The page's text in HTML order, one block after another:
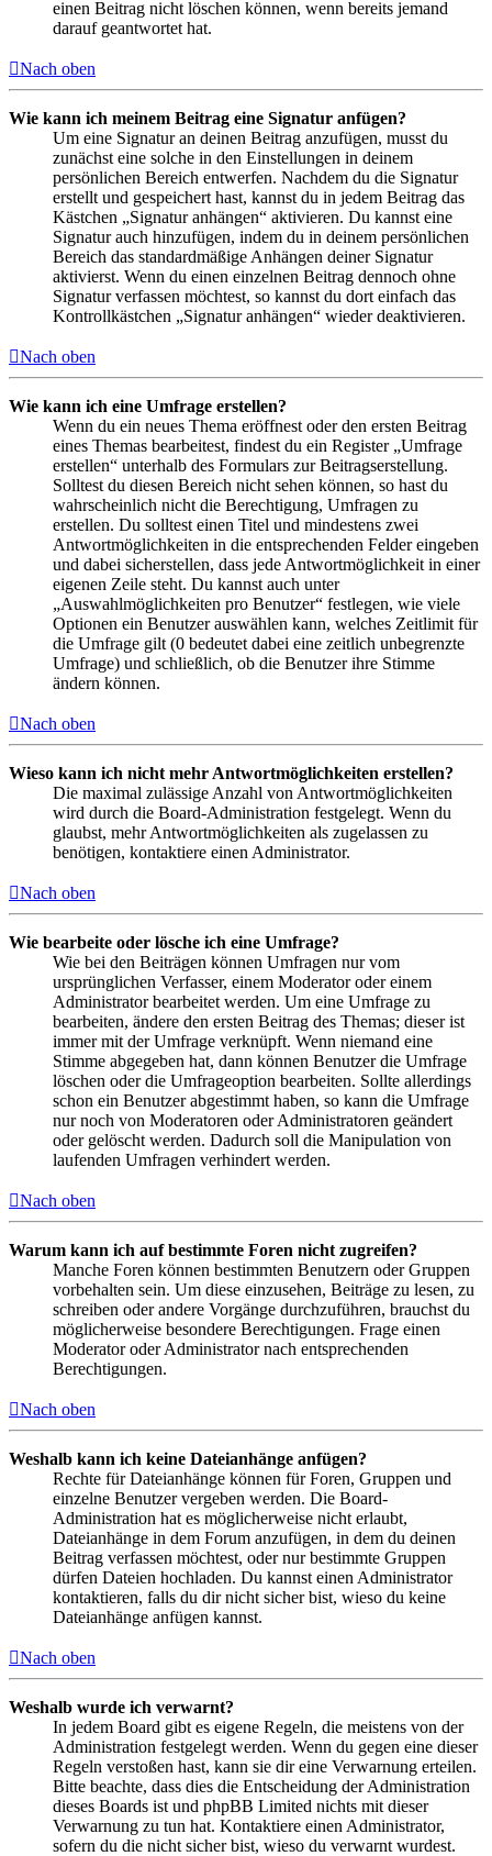
einen Beitrag nicht löschen können, wenn bereits jemand
darauf geantwortet hat.
Nach oben
Wie kann ich meinem Beitrag eine Signatur anfügen?
Um eine Signatur an deinen Beitrag anzufügen, musst du
zunächst eine solche in den Einstellungen in deinem
persönlichen Bereich entwerfen. Nachdem du die Signatur
erstellt und gespeichert hast, kannst du in jedem Beitrag das
Kästchen „Signatur anhängen“ aktivieren. Du kannst eine
Signatur auch hinzufügen, indem du in deinem persönlichen
Bereich das standardmäßige Anhängen deiner Signatur
aktivierst. Wenn du einen einzelnen Beitrag dennoch ohne
Signatur verfassen möchtest, so kannst du dort einfach das
Kontrollkästchen „Signatur anhängen“ wieder deaktivieren.
Nach oben
Wie kann ich eine Umfrage erstellen?
Wenn du ein neues Thema eröffnest oder den ersten Beitrag
eines Themas bearbeitest, findest du ein Register „Umfrage
erstellen“ unterhalb des Formulars zur Beitragserstellung.
Solltest du diesen Bereich nicht sehen können, so hast du
wahrscheinlich nicht die Berechtigung, Umfragen zu
erstellen. Du solltest einen Titel und mindestens zwei
Antwortmöglichkeiten in die entsprechenden Felder eingeben
und dabei sicherstellen, dass jede Antwortmöglichkeit in einer
eigenen Zeile steht. Du kannst auch unter
„Auswahlmöglichkeiten pro Benutzer“ festlegen, wie viele
Optionen ein Benutzer auswählen kann, welches Zeitlimit für
die Umfrage gilt (0 bedeutet dabei eine zeitlich unbegrenzte
Umfrage) und schließlich, ob die Benutzer ihre Stimme
ändern können.
Nach oben
Wieso kann ich nicht mehr Antwortmöglichkeiten erstellen?
Die maximal zulässige Anzahl von Antwortmöglichkeiten
wird durch die Board-Administration festgelegt. Wenn du
glaubst, mehr Antwortmöglichkeiten als zugelassen zu
benötigen, kontaktiere einen Administrator.
Nach oben
Wie bearbeite oder lösche ich eine Umfrage?
Wie bei den Beiträgen können Umfragen nur vom
ursprünglichen Verfasser, einem Moderator oder einem
Administrator bearbeitet werden. Um eine Umfrage zu
bearbeiten, ändere den ersten Beitrag des Themas; dieser ist
immer mit der Umfrage verknüpft. Wenn niemand eine
Stimme abgegeben hat, dann können Benutzer die Umfrage
löschen oder die Umfrageoption bearbeiten. Sollte allerdings
schon ein Benutzer abgestimmt haben, so kann die Umfrage
nur noch von Moderatoren oder Administratoren geändert
oder gelöscht werden. Dadurch soll die Manipulation von
laufenden Umfragen verhindert werden.
Nach oben
Warum kann ich auf bestimmte Foren nicht zugreifen?
Manche Foren können bestimmten Benutzern oder Gruppen
vorbehalten sein. Um diese einzusehen, Beiträge zu lesen, zu
schreiben oder andere Vorgänge durchzuführen, brauchst du
möglicherweise besondere Berechtigungen. Frage einen
Moderator oder Administrator nach entsprechenden
Berechtigungen.
Nach oben
Weshalb kann ich keine Dateianhänge anfügen?
Rechte für Dateianhänge können für Foren, Gruppen und
einzelne Benutzer vergeben werden. Die Board-
Administration hat es möglicherweise nicht erlaubt,
Dateianhänge in dem Forum anzufügen, in dem du deinen
Beitrag verfassen möchtest, oder nur bestimmte Gruppen
dürfen Dateien hochladen. Du kannst einen Administrator
kontaktieren, falls du dir nicht sicher bist, wieso du keine
Dateianhänge anfügen kannst.
Nach oben
Weshalb wurde ich verwarnt?
In jedem Board gibt es eigene Regeln, die meistens von der
Administration festgelegt werden. Wenn du gegen eine dieser
Regeln verstoßen hast, kann sie dir eine Verwarnung erteilen.
Bitte beachte, dass dies die Entscheidung der Administration
dieses Boards ist und phpBB Limited nichts mit dieser
Verwarnung zu tun hat. Kontaktiere einen Administrator,
sofern du die nicht sicher bist, wieso du verwarnt wurdest.